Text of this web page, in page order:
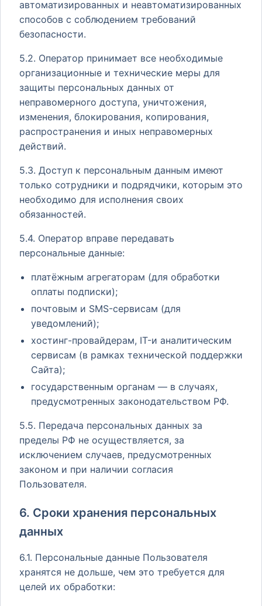
автоматизированных и неавтоматизированных
способов с соблюдением требований
безопасности.
5.2. Оператор принимает все необходимые
организационные и технические меры для
защиты персональных данных от
неправомерного доступа, уничтожения,
изменения, блокирования, копирования,
распространения и иных неправомерных
действий.
5.3. Доступ к персональным данным имеют
только сотрудники и подрядчики, которым это
необходимо для исполнения своих
обязанностей.
5.4. Оператор вправе передавать
персональные данные:
платёжным агрегаторам (для обработки
оплаты подписки);
почтовым и SMS-сервисам (для
уведомлений);
хостинг-провайдерам, IT-и аналитическим
сервисам (в рамках технической поддержки
Сайта);
государственным органам — в случаях,
предусмотренных законодательством РФ.
5.5. Передача персональных данных за
пределы РФ не осуществляется, за
исключением случаев, предусмотренных
законом и при наличии согласия
Пользователя.
6. Сроки хранения персональных
данных
6.1. Персональные данные Пользователя
хранятся не дольше, чем это требуется для
целей их обработки: